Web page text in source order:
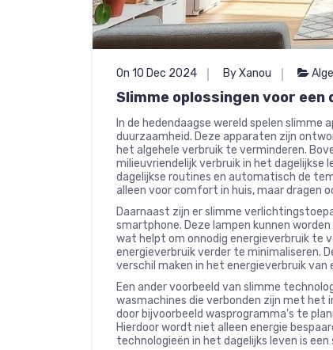
On 10 Dec 2024 By Xanou
Slimme oplossingen voor
In de hedendaagse wereld spelen
duurzaamheid. Deze apparaten zijn
het algehele verbruik te verminderen.
milieuvriendelijk verbruik in het dagelijkse
dagelijkse routines en automatisch de
alleen voor comfort in huis, maar dragen
Daarnaast zijn er slimme
smartphone. Deze lampen kunnen
wat helpt om onnodig energieverbruik te
energieverbruik verder te minimaliseren.
verschil maken in het energieverbruik van
Een ander voorbeeld van slimme
wasmachines die verbonden zijn met het
door bijvoorbeeld wasprogramma’s te
Hierdoor wordt niet alleen energie
technologieën in het dagelijks leven is